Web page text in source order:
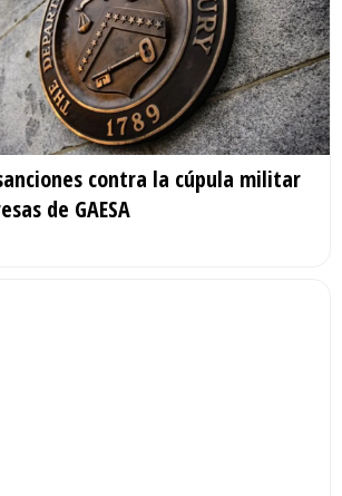
contra la cúpula militar
de GAESA